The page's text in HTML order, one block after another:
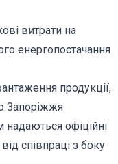
витрати на
енергопостачання
продукції,
Запоріжжя
надаються офіційні
співпраці з боку